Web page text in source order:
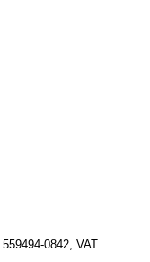
0842, VAT